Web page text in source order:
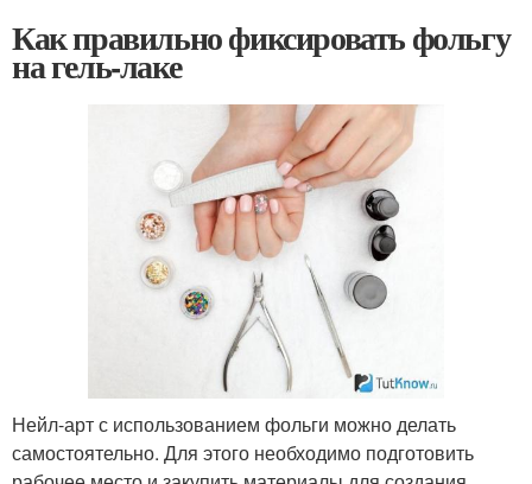
Как правильно фиксировать фольгу
на гель-лаке
Нейл-арт с использованием фольги можно делать
самостоятельно. Для этого необходимо подготовить